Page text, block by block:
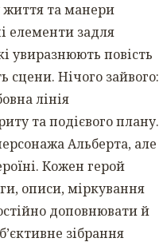
життя та манери
елементи задля
увиразнюють повість
сцени. Нічого зайвого:
лінія
та подієвого плану.
Альберта, але
Кожен герой
описи, міркування
доповнювати й
зібрання